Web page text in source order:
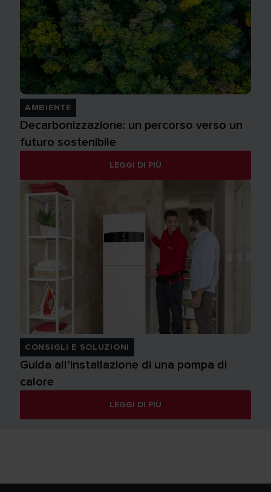
AMBIENTE
Decarbonizzazione: un percorso verso un
futuro sostenibile
LEGGI DI PIÙ
CONSIGLI E SOLUZIONI
Guida all’installazione di una pompa di
calore
LEGGI DI PIÙ